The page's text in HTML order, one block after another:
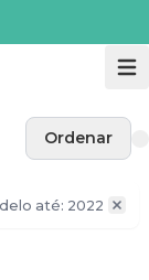
Ordenar
até: 2022